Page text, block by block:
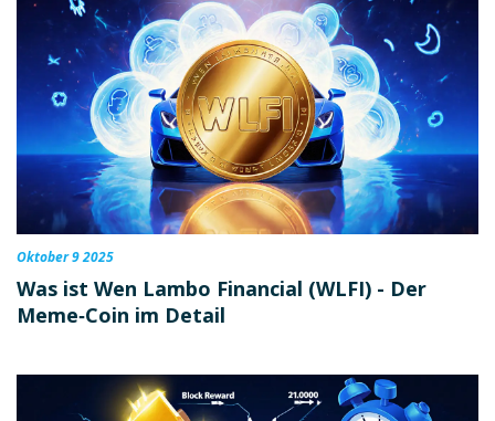
Oktober 9 2025
Was ist Wen Lambo Financial (WLFI) - Der
Meme‑Coin im Detail